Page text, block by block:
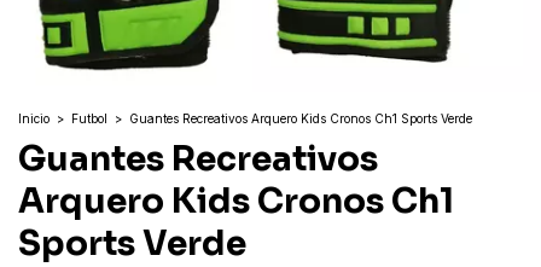
Inicio > Futbol > Guantes Recreativos Arquero Kids Cronos Ch1 Sports Verde
Guantes Recreativos
Arquero Kids Cronos Ch1
Sports Verde